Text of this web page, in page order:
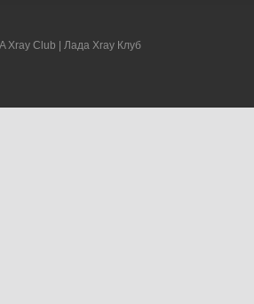
Xray Club | Лада Xray Клуб